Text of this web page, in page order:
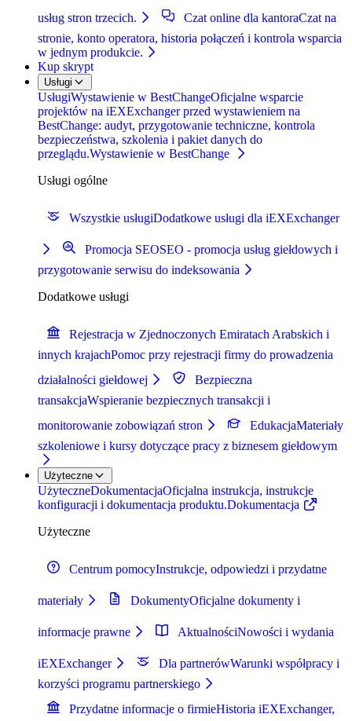
usług stron trzecich.
Czat online dla kantoraCzat na
stronie, konto operatora, historia połączeń i kontrola wsparcia
w jednym produkcie.
Kup skrypt
Usługi
UsługiWystawienie w BestChangeOficjalne wsparcie
projektów na iEXExchanger przed wystawieniem na
BestChange: audyt, przygotowanie techniczne, kontrola
bezpieczeństwa, szkolenia i pakiet danych do
przeglądu.Wystawienie w BestChange
Usługi ogólne
Wszystkie usługiDodatkowe usługi dla iEXExchanger
Promocja SEOSEO - promocja usług giełdowych i
przygotowanie serwisu do indeksowania
Dodatkowe usługi
Rejestracja w Zjednoczonych Emiratach Arabskich i
innych krajachPomoc przy rejestracji firmy do prowadzenia
działalności giełdowej
Bezpieczna
transakcjaWspieranie bezpiecznych transakcji i
monitorowanie zobowiązań stron
EdukacjaMateriały
szkoleniowe i kursy dotyczące pracy z biznesem giełdowym
Użyteczne
UżyteczneDokumentacjaOficjalna instrukcja, instrukcje
konfiguracji i dokumentacja produktu.Dokumentacja
Użyteczne
Centrum pomocyInstrukcje, odpowiedzi i przydatne
materiały DokumentyOficjalne dokumenty i
informacje prawne AktualnościNowości i wydania
iEXExchanger Dla partnerówWarunki współpracy i
korzyści programu partnerskiego
Przydatne informacje o firmieHistoria iEXExchanger,